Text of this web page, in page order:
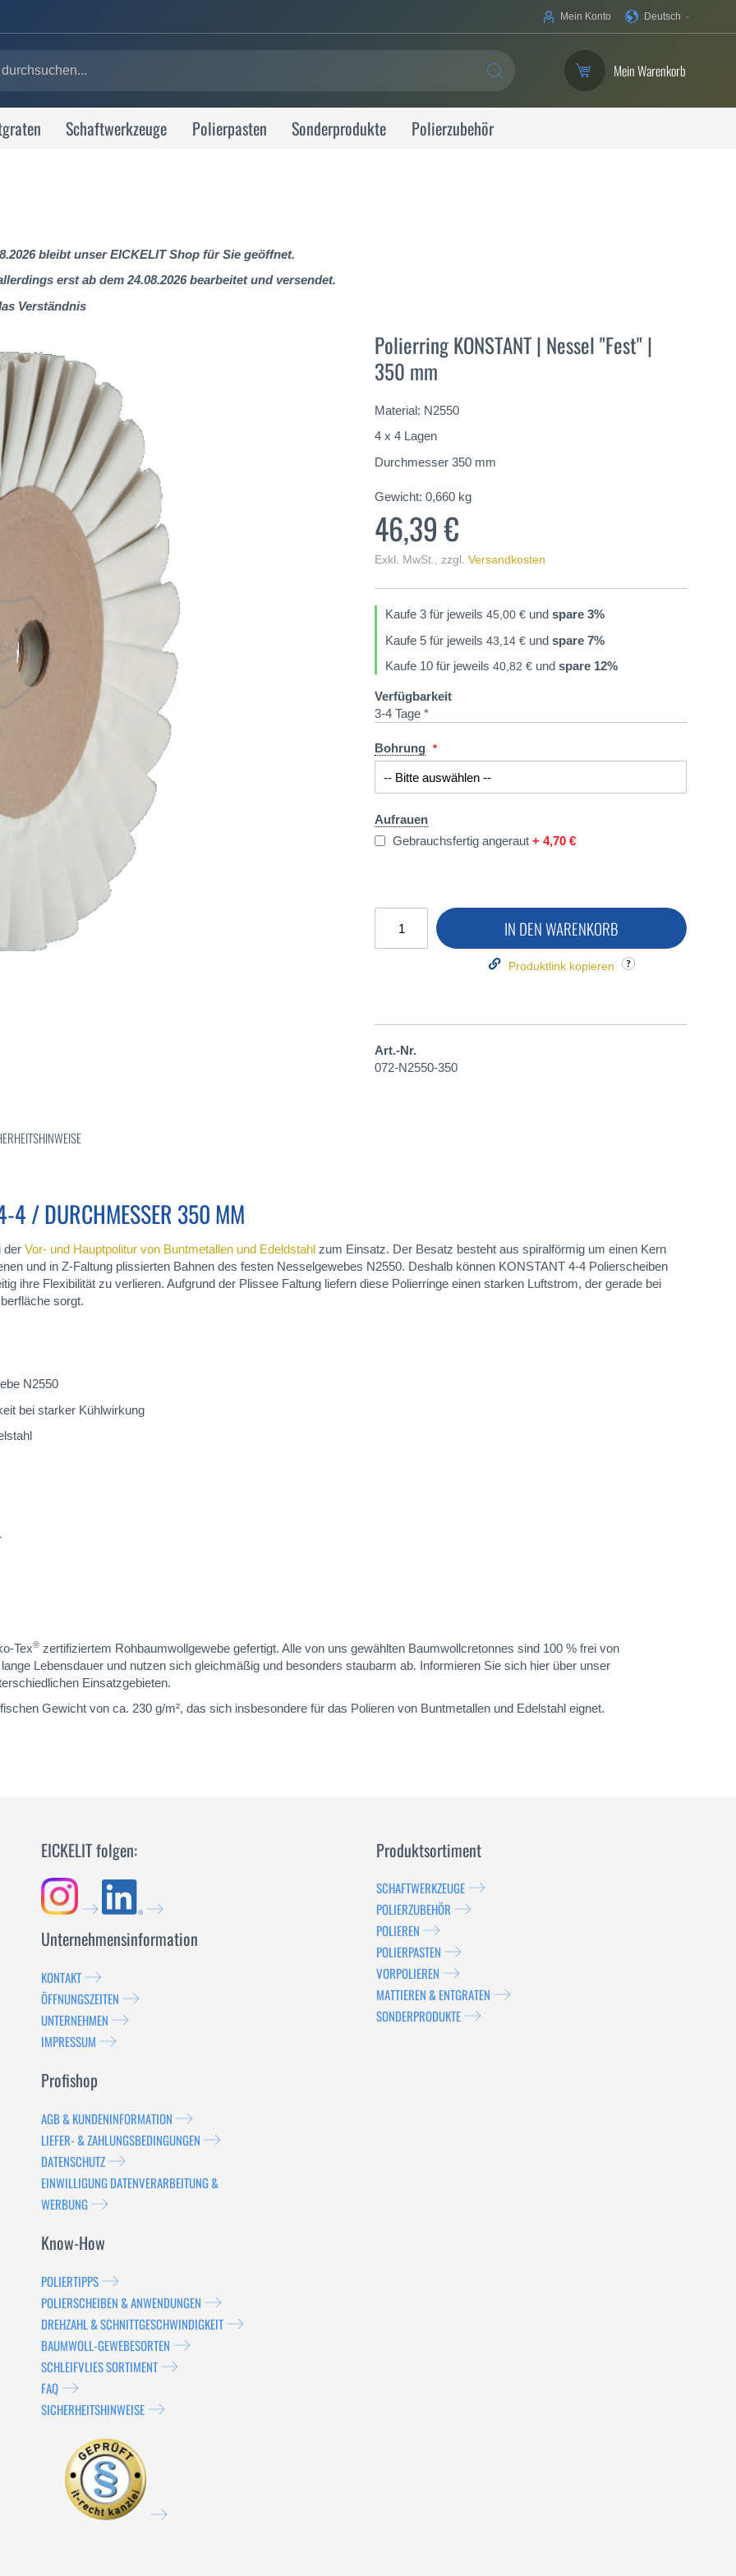
Ihre
Deutsch
Mein Konto
SUCHE Mein Warenkorb
Schaftwerkzeuge Polierpasten Sonderprodukte Polierzubehör
bleibt unser EICKELIT Shop für Sie geöffnet.
erst ab dem 24.08.2026 bearbeitet und versendet.
Verständnis
Polierring KONSTANT | Nessel "Fest" |
350 mm
Material: N2550
4 x 4 Lagen
Durchmesser 350 mm
Gewicht: 0,660 kg
46,39 €
Exkl. MwSt. zzgl. Versandkosten
Kaufe 3 für jeweils 45,00 € und spare 3%
Kaufe 5 für jeweils 43,14 € und spare 7%
Kaufe 10 für jeweils 40,82 € und spare 12%
Verfügbarkeit
3-4 Tage *
Bohrung
Aufrauen
Gebrauchsfertig angeraut+4,70 €
IN DEN WARENKORB
Produktlink kopieren
Art.-Nr.
072-N2550-350
4 / DURCHMESSER 350 MM
der Vor- und Hauptpolitur von Buntmetallen und Edeldstahl zum Einsatz. Der Besatz besteht aus spiralförmig um einen Kern
und in Z-Faltung plissierten Bahnen des festen Nesselgewebes N2550. Deshalb können KONSTANT 4-4 Polierscheiben
ihre Flexibilität zu verlieren. Aufgrund der Plissee Faltung liefern diese Polierringe einen starken Luftstrom, der gerade bei
sorgt.
N2550
bei starker Kühlwirkung
Tex® zertifiziertem Rohbaumwollgewebe gefertigt. Alle von uns gewählten Baumwollcretonnes sind 100 % frei von
Lebensdauer und nutzen sich gleichmäßig und besonders staubarm ab. Informieren Sie sich hier über unser
Einsatzgebieten.
Gewicht von ca. 230 g/m², das sich insbesondere für das Polieren von Buntmetallen und Edelstahl eignet.
EICKELIT folgen:
Unternehmensinformation
KONTAKT
ÖFFNUNGSZEITEN
UNTERNEHMEN
IMPRESSUM
Profishop
AGB & KUNDENINFORMATION
LIEFER- & ZAHLUNGSBEDINGUNGEN
DATENSCHUTZ
EINWILLIGUNG DATENVERARBEITUNG &
WERBUNG
Know-How
POLIERTIPPS
POLIERSCHEIBEN & ANWENDUNGEN
DREHZAHL & SCHNITTGESCHWINDIGKEIT
BAUMWOLL-GEWEBESORTEN
SCHLEIFVLIES SORTIMENT
FAQ
SICHERHEITSHINWEISE
Produktsortiment
SCHAFTWERKZEUGE
POLIERZUBEHÖR
POLIEREN
POLIERPASTEN
VORPOLIEREN
MATTIEREN & ENTGRATEN
SONDERPRODUKTE